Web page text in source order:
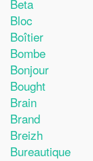
Beta
Bloc
Boîtier
Bombe
Bonjour
Bought
Brain
Brand
Breizh
Bureautique